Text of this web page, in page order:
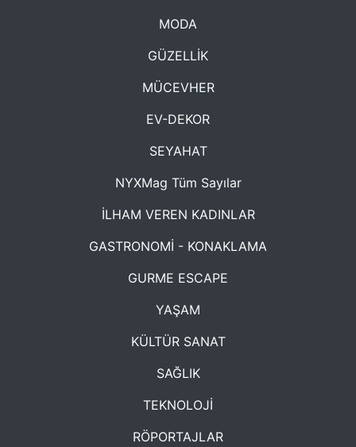
MODA
GÜZELLİK
MÜCEVHER
EV-DEKOR
SEYAHAT
NYXMag Tüm Sayılar
İLHAM VEREN KADINLAR
GASTRONOMİ - KONAKLAMA
GURME ESCAPE
YAŞAM
KÜLTÜR SANAT
SAĞLIK
TEKNOLOJİ
RÖPORTAJLAR